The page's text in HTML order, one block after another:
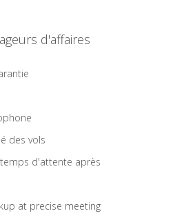
d'affaires
des vols
d'attente après
at precise meeting